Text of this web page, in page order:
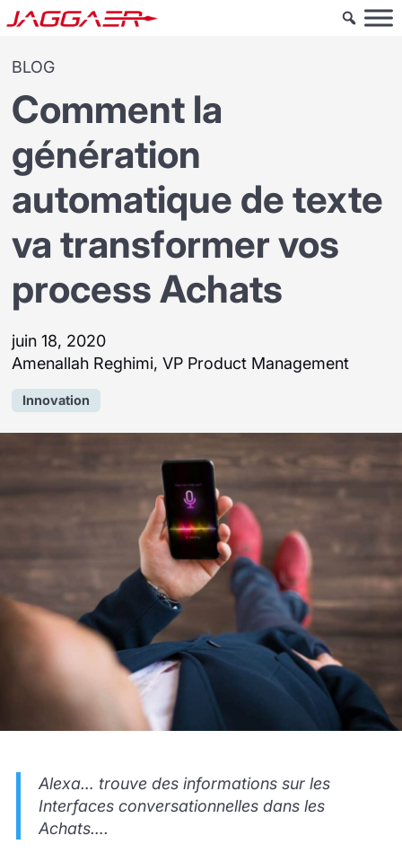
BLOG
Comment la
génération
automatique de texte
va transformer vos
process Achats
juin 18, 2020
Amenallah Reghimi, VP Product Management
Innovation
Alexa… trouve des informations sur les
Interfaces conversationnelles dans les
Achats….